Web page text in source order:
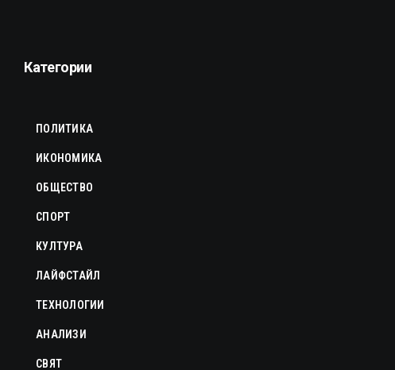
Категории
ПОЛИТИКА
ИКОНОМИКА
ОБЩЕСТВО
СПОРТ
КУЛТУРА
ЛАЙФСТАЙЛ
ТЕХНОЛОГИИ
АНАЛИЗИ
СВЯТ